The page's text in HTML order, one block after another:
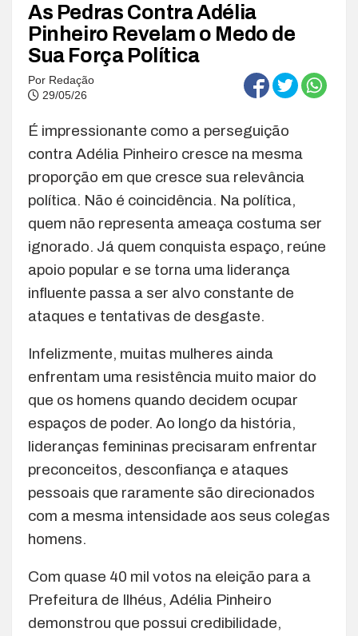
As Pedras Contra Adélia
Pinheiro Revelam o Medo de
Sua Força Política
Por Redação
29/05/26
É impressionante como a perseguição
contra Adélia Pinheiro cresce na mesma
proporção em que cresce sua relevância
política. Não é coincidência. Na política,
quem não representa ameaça costuma ser
ignorado. Já quem conquista espaço, reúne
apoio popular e se torna uma liderança
influente passa a ser alvo constante de
ataques e tentativas de desgaste.
Infelizmente, muitas mulheres ainda
enfrentam uma resistência muito maior do
que os homens quando decidem ocupar
espaços de poder. Ao longo da história,
lideranças femininas precisaram enfrentar
preconceitos, desconfiança e ataques
pessoais que raramente são direcionados
com a mesma intensidade aos seus colegas
homens.
Com quase 40 mil votos na eleição para a
Prefeitura de Ilhéus, Adélia Pinheiro
demonstrou que possui credibilidade,